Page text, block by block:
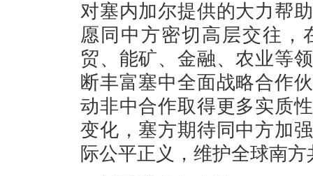
对塞内加尔提供的大力帮
愿同中方密切高层交往，
贸、能矿、金融、农业等
断丰富塞中全面战略合作
动非中合作取得更多实质
变化，塞方期待同中方加
际公平正义，维护全球南